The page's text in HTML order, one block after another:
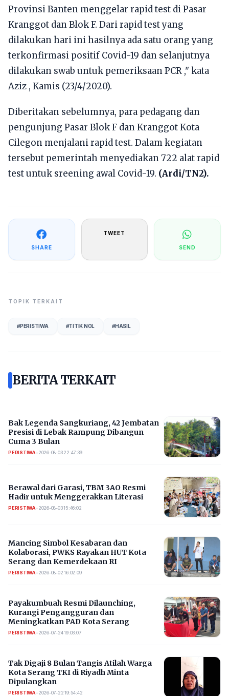
Provinsi Banten menggelar rapid test di Pasar
Kranggot dan Blok F. Dari rapid test yang
dilakukan hari ini hasilnya ada satu orang yang
terkonfirmasi positif Covid-19 dan selanjutnya
dilakukan swab untuk pemeriksaan PCR ," kata
Aziz , Kamis (23/4/2020).
Diberitakan sebelumnya, para pedagang dan
pengunjung Pasar Blok F dan Kranggot Kota
Cilegon menjalani rapid test. Dalam kegiatan
tersebut pemerintah menyediakan 722 alat rapid
test untuk sreening awal Covid-19. (Ardi/TN2).
SHARE
TWEET
SEND
TOPIK TERKAIT
#PERISTIWA #TITIK NOL #HASIL
BERITA TERKAIT
Bak Legenda Sangkuriang, 42 Jembatan
Presisi di Lebak Rampung Dibangun
Cuma 3 Bulan
PERISTIWA• 2026-08-03 22:47:39
Berawal dari Garasi, TBM 3AO Resmi
Hadir untuk Menggerakkan Literasi
PERISTIWA• 2026-08-03 15:46:02
Mancing Simbol Kesabaran dan
Kolaborasi, PWKS Rayakan HUT Kota
Serang dan Kemerdekaan RI
PERISTIWA• 2026-08-02 16:02:09
Payakumbuah Resmi Dilaunching,
Kurangi Pengangguran dan
Meningkatkan PAD Kota Serang
PERISTIWA• 2026-07-24 19:03:07
​Tak Digaji 8 Bulan Tangis Atilah Warga
Kota Serang TKI di Riyadh Minta
Dipulangkan
PERISTIWA• 2026-07-22 19:54:42